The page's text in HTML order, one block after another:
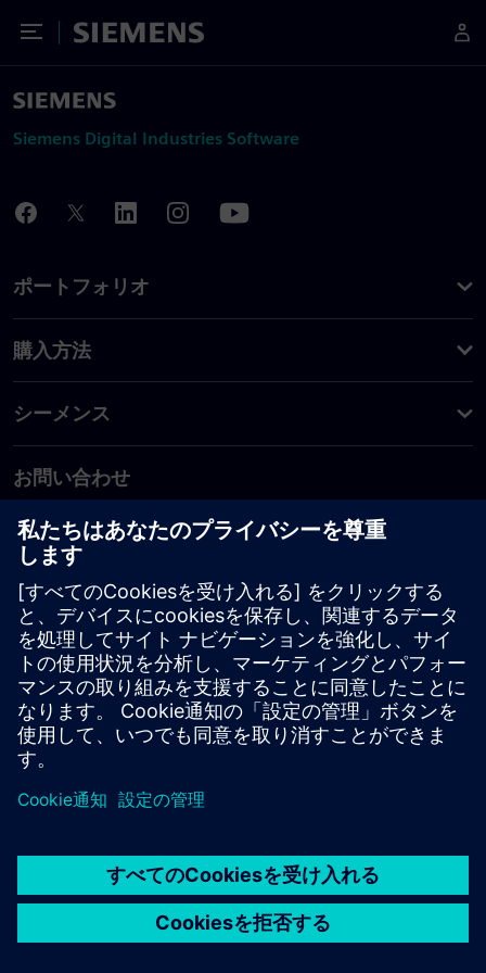
Toggle Menu
Siemens
Siemens Digital Industries Software
ポートフォリオ
購入方法
シーメンス
お問い合わせ
PLM製品のお問い合わせ
EDA製品のお問い合わせ
世界各地の事業拠点
サポート・センター
ご意見・ご要望
違法コピーの連絡先
© Siemens2026
タル・ミレニアム著作権法 (DMCA)
内部通報